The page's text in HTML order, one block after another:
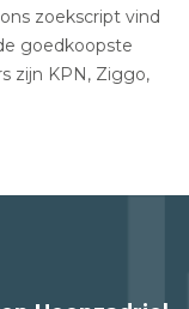
zoekscript vind
goedkoopste
zijn KPN, Ziggo,